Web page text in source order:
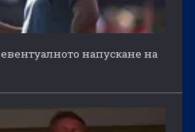
напускане на